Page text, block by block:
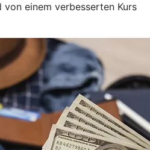
von einem verbesserten Kurs